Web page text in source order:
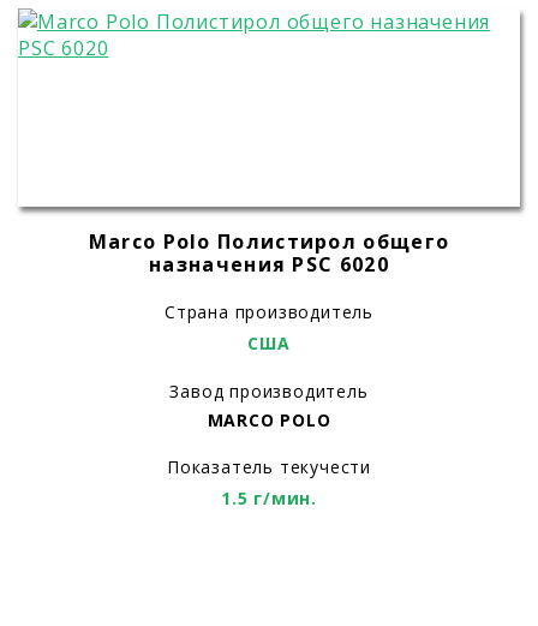
Marco Polo Полистирол общего
назначения PSC 6020
Страна производитель
США
Завод производитель
MARCO POLO
Показатель текучести
1.5 г/мин.